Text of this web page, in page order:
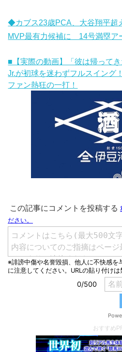
◆カブス23歳PCA、大谷翔平超
MVP最有力候補に 14号満塁ア
■【実際の動画】「彼は帰って
Jr.が初球を迷わずフルスイング
ファン熱狂の一打！
おすすめ